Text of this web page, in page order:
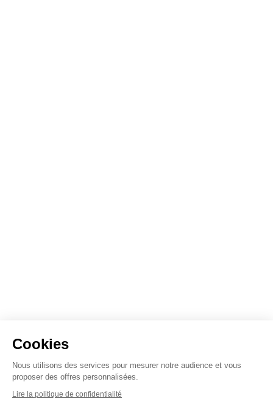
Cookies
Nous utilisons des services pour mesurer notre audience et vous
proposer des offres personnalisées.
Lire la politique de confidentialité